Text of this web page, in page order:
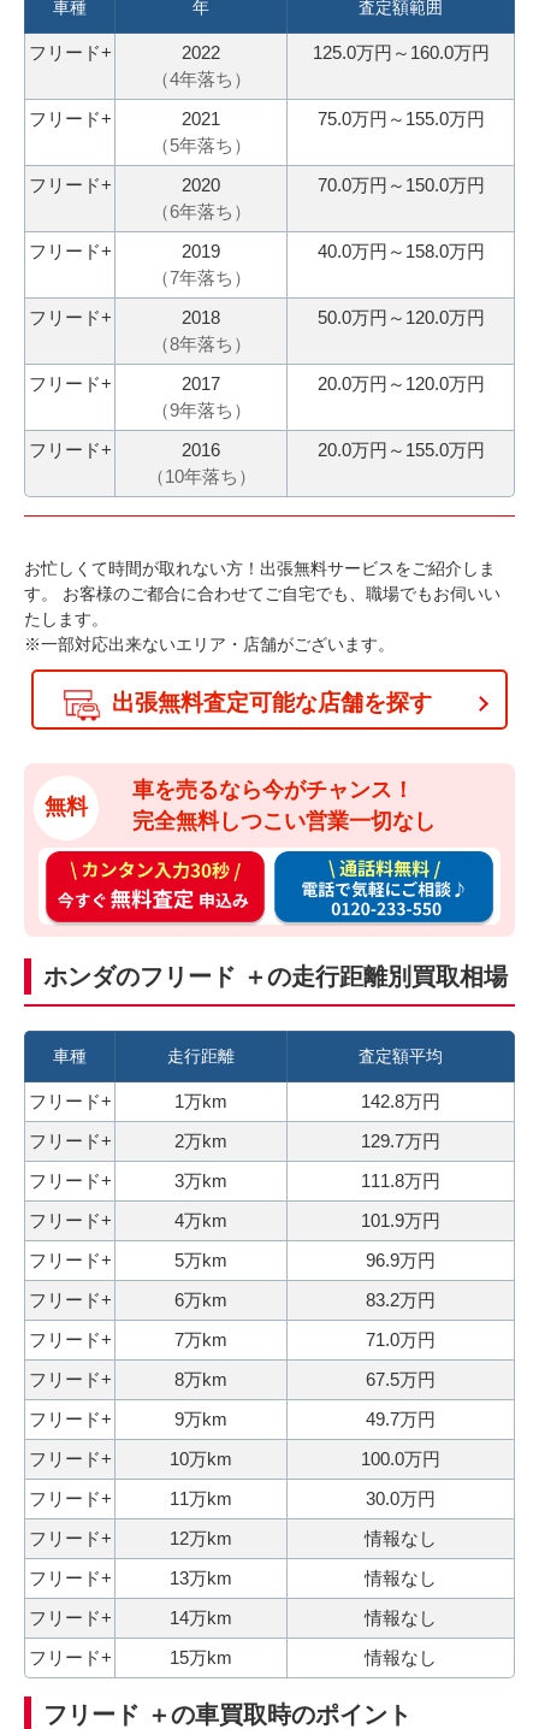
0
秒
今
す
ぐ
無
査
申
み
話
気
に
車種 年 査定額範囲
フリード+
2022
（4年落ち）
125.0万円～160.0万円
フリード+
2021
（5年落ち）
75.0万円～155.0万円
フリード+
2020
（6年落ち）
70.0万円～150.0万円
フリード+
2019
（7年落ち）
40.0万円～158.0万円
フリード+
2018
（8年落ち）
50.0万円～120.0万円
フリード+
2017
（9年落ち）
20.0万円～120.0万円
フリード+
2016
（10年落ち）
20.0万円～155.0万円
お忙しくて時間が取れない方！出張無料サービスをご紹介しま
す。
お客様のご都合に合わせてご自宅でも、職場でもお伺いい
たします。
※一部対応出来ないエリア・店舗がございます。
出張無料査定可能な店舗を探す
無料
車を売るなら今がチャンス！
完全無料しつこい営業一切なし
カ
ン
タ
入
0
秒
今
す
ぐ
無
料
査
定
申
込
み
通
料
料
話
で
に
ご
ホンダのフリード ＋の走行距離別買取相場
車種 走行距離 査定額平均
フリード+ 1万km
142.8万円
フリード+
2万km
129.7万円
フリード+
3万km
111.8万円
フリード+
4万km
101.9万円
フリード+
5万km
96.9万円
フリード+
6万km
83.2万円
フリード+
7万km
71.0万円
フリード+
8万km
67.5万円
フリード+
9万km
49.7万円
フリード+
10万km
100.0万円
フリード+
11万km
30.0万円
フリード+
12万km
情報なし
フリード+
13万km
情報なし
フリード+
14万km
情報なし
フリード+
15万km 情報なし
フリード ＋の車買取時のポイント